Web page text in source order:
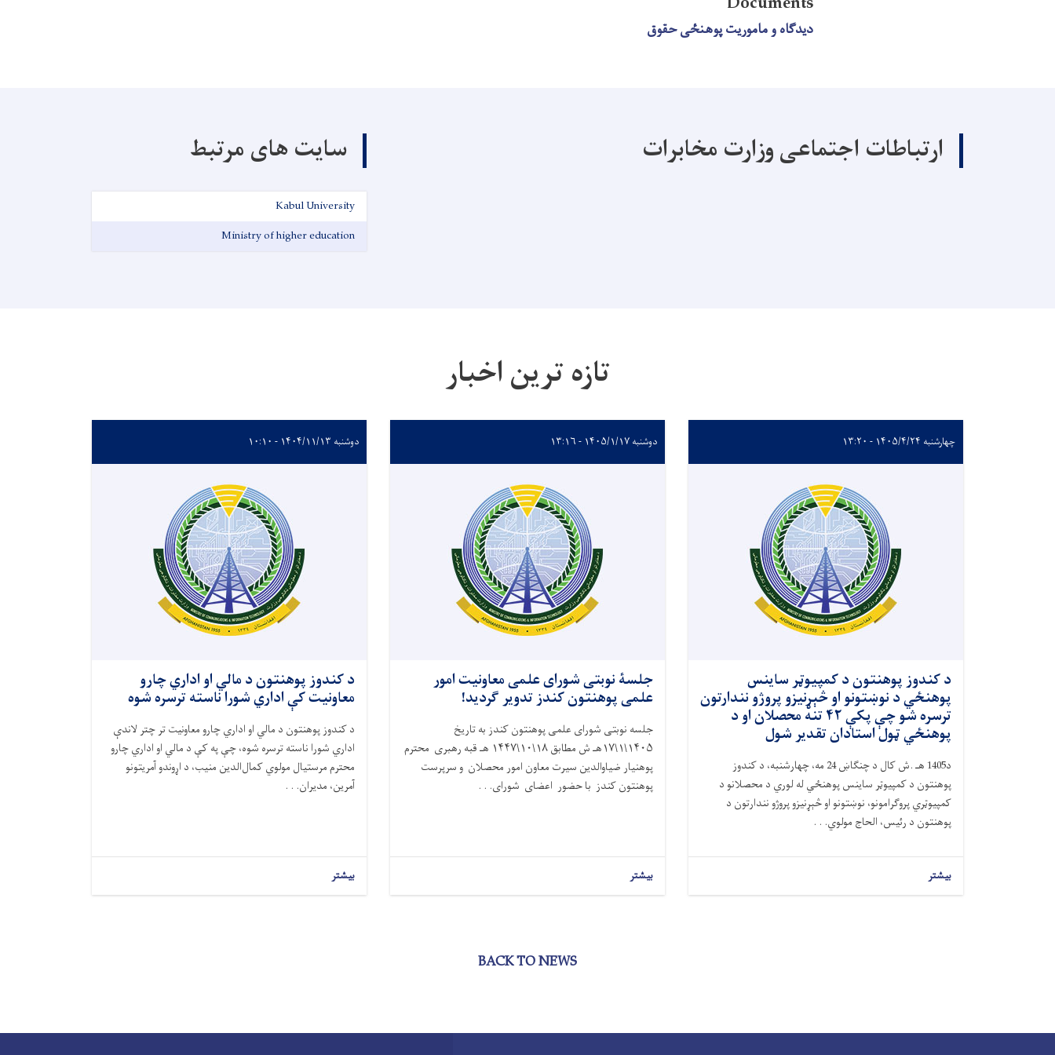
دیدگاه و ماموریت پوهنځی حقوق
ارتباطات اجتماعی وزارت مخابرات سایت های مرتبط
Kabul University
Ministry of higher education
تازه ترین اخبار
چهارشنبه ۱۴۰۵/۴/۲۴ - ۱۳:۲۰
د کندوز پوهنتون د کمپیوټر ساینس
پوهنځي د نوښتونو او څېړنیزو پروژو نندارتون
ترسره شو چې پکې ۴۲ تنه محصلان او د
پوهنځي ټول استادان تقدیر شول
د1405 هـ .ش کال د چنګاښ 24 مه، چهارشنبه، د کندوز
پوهنتون د کمپیوټر ساینس پوهنځي له لوري د محصلانو د
کمپیوټري پروګرامونو، نوښتونو او څېړنیزو پروژو نندارتون د
پوهنتون د رئیس، الحاج مولوي. . .
بیشتر
دوشنبه ۱۴۰۵/۱/۱۷ - ۱۳:۱۶
جلسۀ نوبتی شورای علمی معاونیت امور
علمی پوهنتون کندز تدویر گردید!
جلسه نوبتی شورای علمی پوهنتون کندز به تاریخ
۱۴۰۵\۱\۱۷هـ ش مطابق ۱۸\۱۰\۱۴۴۷ هـ قبه رهبری محترم
پوهنیار ضیاوالدین سیرت معاون امور محصلان و سرپرست
پوهنتون کندز با حضور اعضای شورای. . .
بیشتر
دوشنبه ۱۴۰۴/۱۱/۱۳ - ۱۰:۱۰
د کندوز پوهنتون د مالي او اداري چارو
معاونیت کې اداري شورا ناسته ترسره شوه
د کندوز پوهنتون د مالي او اداري چارو معاونیت تر چتر لاندې
اداري شورا ناسته ترسره شوه، چې په کې د مالي او اداري چارو
محترم مرستیال مولوي کمال‌الدین منیب، د اړوندو آمریتونو
آمرین، مدیران. . .
بیشتر
BACK TO NEWS